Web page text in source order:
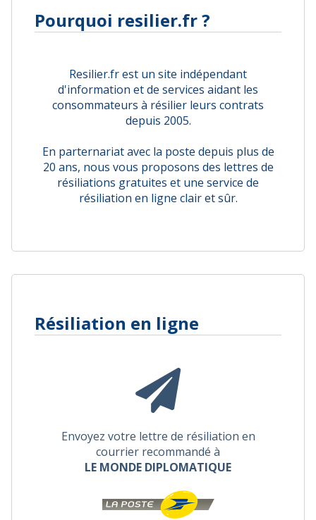
Pourquoi resilier.fr ?
Resilier.fr est un site indépendant
d'information et de services aidant les
consommateurs à résilier leurs contrats
depuis 2005.
En parternariat avec la poste depuis plus de
20 ans, nous vous proposons des lettres de
résiliations gratuites et une service de
résiliation en ligne clair et sûr.
Résiliation en ligne
Envoyez votre lettre de résiliation en
courrier recommandé à
LE MONDE DIPLOMATIQUE